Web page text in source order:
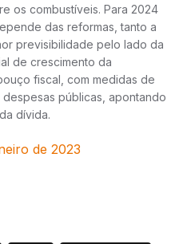
os combustíveis. Para 2024
das reformas, tanto a
previsibilidade pelo lado da
de crescimento da
fiscal, com medidas de
públicas, apontando
dívida.
de 2023